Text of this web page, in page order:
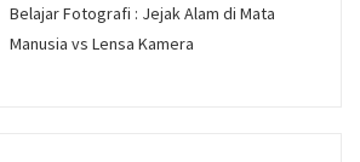
Belajar Fotografi : Jejak Alam di Mata
Manusia vs Lensa Kamera